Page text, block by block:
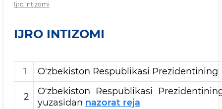
Ijro intizomi
IJRO INTIZOMI
1 O'zbekiston Respublikasi
2
O'zbekiston Respublikasi
yuzasidan nazorat reja